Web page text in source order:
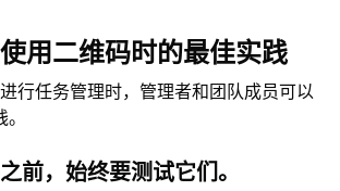
用二维码时的最佳实践
行任务管理时，管理者和团队成员可以
前，始终要测试它们。